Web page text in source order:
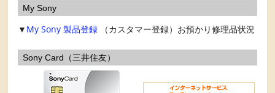
My Sony
▼ My Sony 製品登録 （カスタマー登録）お預かり修理品状況
Sony Card（三井住友）